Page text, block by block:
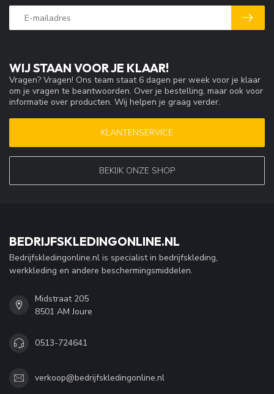
WIJ STAAN VOOR JE KLAAR!
Vragen? Vragen! Ons team staat 6 dagen per week voor je klaar
om je vragen te beantwoorden. Over je bestelling, maar ook voor
informatie over producten. Wij helpen je graag verder.
KLANTENSERVICE
BEKIJK ONZE SHOP
BEDRIJFSKLEDINGONLINE.NL
Bedrijfskledingonline.nl is specialist in bedrijfskleding,
werkkleding en andere beschermingsmiddelen.
Midstraat 205
8501 AM Joure
0513-724641
verkoop@bedrijfskledingonline.nl